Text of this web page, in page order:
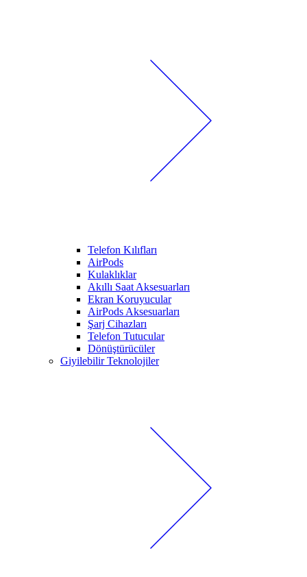
Telefon Kılıfları
AirPods
Kulaklıklar
Akıllı Saat Aksesuarları
Ekran Koruyucular
AirPods Aksesuarları
Şarj Cihazları
Telefon Tutucular
Dönüştürücüler
Giyilebilir Teknolojiler